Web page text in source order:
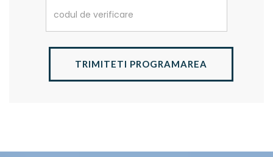
TRIMITETI PROGRAMAREA